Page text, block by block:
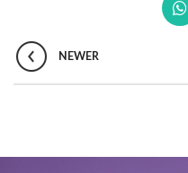
NEWER